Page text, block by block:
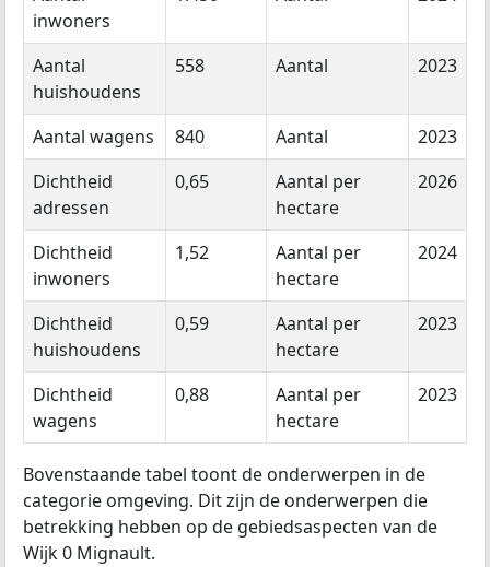
inwoners
Aantal
huishoudens
558 Aantal 2023
Aantal wagens 840 Aantal
2023
Dichtheid
adressen
0,65
Aantal per
hectare
2026
Dichtheid
inwoners
1,52
Aantal per
hectare
2024
Dichtheid
huishoudens
0,59
Aantal per
hectare
2023
Dichtheid
wagens
0,88
Aantal per
hectare
2023
Bovenstaande tabel toont de onderwerpen in de
categorie omgeving. Dit zijn de onderwerpen die
betrekking hebben op de gebiedsaspecten van de
Wijk 0 Mignault.